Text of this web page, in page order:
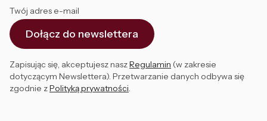
Twój adres e-mail
Dołącz do newslettera
Zapisując się, akceptujesz naszRegulamin (w zakresie
dotyczącym Newslettera). Przetwarzanie danych odbywa się
zgodnie zPolityką prywatności.